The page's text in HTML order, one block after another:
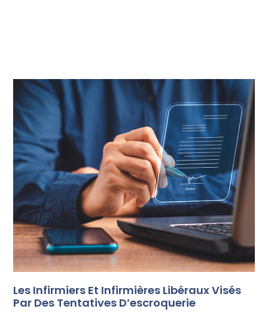
Les Infirmiers Et Infirmières Libéraux Visés
Par Des Tentatives D’escroquerie